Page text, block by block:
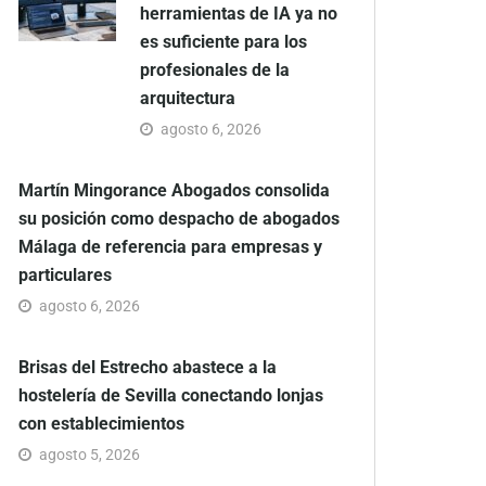
herramientas de IA ya no
es suficiente para los
profesionales de la
arquitectura
agosto 6, 2026
Martín Mingorance Abogados consolida
su posición como despacho de abogados
Málaga de referencia para empresas y
particulares
agosto 6, 2026
Brisas del Estrecho abastece a la
hostelería de Sevilla conectando lonjas
con establecimientos
agosto 5, 2026